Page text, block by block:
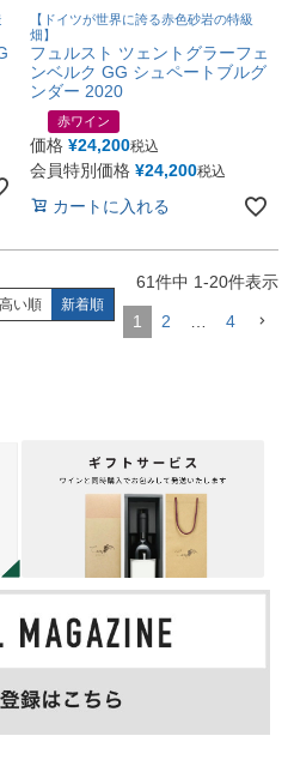
【ドイツが世界に誇る赤色砂岩の特級
畑】
フュルスト ツェントグラーフェ
ンベルク GG シュペートブルグ
ンダー 2020
赤ワイン
価格 ¥24,200税込
会員特別価格 ¥24,200税込
カートに入れる
い順 新着順
61件中 1-20件表示
1 2 4